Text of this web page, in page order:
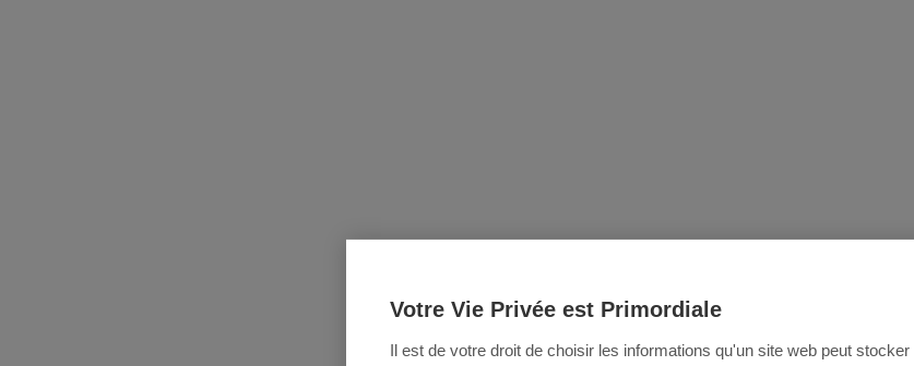
Votre Vie Privée est Primordiale
Il est de votre droit de choisir les informations qu'un site web peut